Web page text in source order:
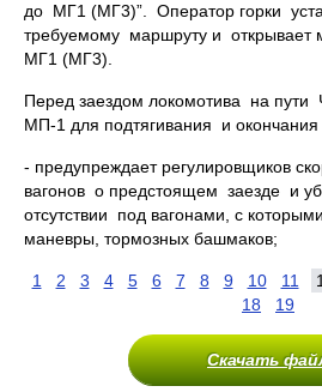
до МГ1 (МГ3)”. Оператор горки
требуемому маршруту и открывает
МГ1 (МГ3).
Перед заездом локомотива на
МП-1 для подтягивания и
- предупреждает регулировщиков
вагонов о предстоящем заезде и
отсутствии под вагонами, с
маневры, тормозных башмаков;
1 2 3 4 5 6 7 8 9 10 11
18
19
Скачать